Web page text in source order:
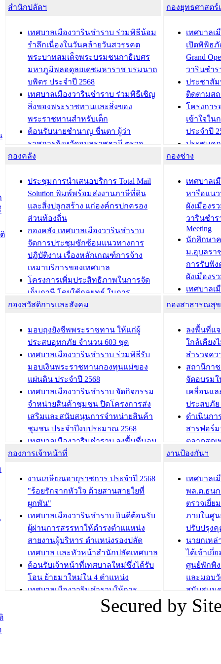
สำนักปลัดฯ
เทศบาลเมืองวารินชำราบ ร่วมพิธีน้อม
รำลึกเนื่องในวันคล้ายวันสวรรคต
พระบาทสมเด็จพระบรมชนกาธิเบศร
มหาภูมิพลอดุลยเดชมหาราช บรมนาถ
บพิตร ประจำปี 2568
เทศบาลเมืองวารินชำราบ ร่วมพิธีเชิญ
สิ่งของพระราชทานและสิ่งของ
พระราชทานสำหรับเด็ก
ต้อนรับนายชำนาญ ชื่นตา ผู้ว่า
ราชการจังหวัดอุบลราชธานี ตรวจ
ความเรียบร้อยของสถานที่ในการเตรี
องคมนตรี
สำนักทะเบียนท้องถิ่นเทศบาลเมือง
วารินชำราบ ดำเนินการมอบทะเบียน
บ้าน ทร.14 และบัตรประจำตัว
ประชาชนบุคคลประเภท 8 แก่บุคคลที่
ได้รับการเพิ่มชื่อในทะเบียนบ้าน
(ท.ร.14) กรณีคนไม่มีสัญชาติไทยได้รับ
อนุญาตให้มีถิ่นที่อยู่
ประชุมคณะกรรมการประเมินผลการ
ควบคุมภายในของ สำนัก/กอง/
โรงเรียน/ศูนย์พัฒนาเด็กเล็ก/สถานธนา
บทความ อื่นๆ ...
กองยุทธศาสต
เทศบาลเ
เปิดพิพิธภั
Grand
วารินชำร
ประชาสัม
ติดตามส
โครงกา
เข้าใจใน
ประจำปี
ประชุมค
ความเสี่ย
ประชุมที
ชีวา สร้า
ขับเคลื่อน
“เมืองแห่
บทความ อื่นๆ ...
กองคลัง
ประชุมการนำเสนอบริการ Total Mail
Solution พิมพ์พร้อมส่งงานภาษีที่ดิน
และสิ่งปลูกสร้าง แก่องค์กรปกครอง
ส่วนท้องถิ่น
กองคลัง เทศบาลเมืองวารินชำราบ
จัดการประชุมซักซ้อมแนวทางการ
ปฏิบัติงาน เรื่องหลักเกณฑ์การจ้าง
เหมาบริการของเทศบาล
โครงการเพิ่มประสิทธิภาพในการจัด
เก็บภาษี โดยใช้กลยุทธ์ ในการ
พัฒนาการจัดเก็บรายได้ ประจำปี พ.ศ.
เทศบาลเมืองวารินชำราบ ร่วมการ
ประชุมวิชาการระดับนานาชาติและ
นิทรรศการด้านนวัตกรรมท้องถิ่น 2568
และรับรางวัลทีมนักวิจัยดีเด่นจาก
นวัตกรรมโครงการทะเบียนภาษีป้าย
ประชุมผู้เช่าอาคารพาณิชย์ บริเวณ
ถนนเกษมสุขและถนนประทุมเทพภักดี
บทความ อื่นๆ ...
กองช่าง
เทศบาลเ
หารือแน
ผังเมืองร
วารินชำร
Meeting
นักศึกษา
ม.อุบลรา
การรับฟั
ผังเมืองร
เทศบาลเ
โครงการ
เทศบาล
รับฟังคว
ผังเมือง
วารินชำ
เทศบาล
ซักซ้อมแ
ประโยช
บทความ อื่นๆ ...
กองสวัสดิการและสังคม
มอบถุงยังชีพพระราชทาน ให้แก่ผู้
ประสบอุทกภัย จำนวน 603 ชุด
เทศบาลเมืองวารินชำราบ ร่วมพิธีรับ
มอบเงินพระราชทานกองทุนแม่ของ
แผ่นดิน ประจำปี 2568
เทศบาลเมืองวารินชำราบ จัดกิจกรรม
จำหน่ายสินค้าชุมชน ปิดโครงการส่ง
เสริมและสนับสนุนการจำหน่ายสินค้า
ชุมชน ประจำปีงบประมาณ 2568
เทศบาลเมืองวารินชำราบ ลงพื้นที่มอบ
น้ำดื่มแก่ผู้พักอาศัย ณ ศูนย์พักพิง
กองสวัสดิการสังคม เทศบาลเมือง
วารินชำราบ จัดโครงการอบรมอาชีพ
ระยะสั้น ประจำปี 2568 (หลักสูตรการ
ถักทอผลิตภัณฑ์จากถุงพลาสติก)
บทความ อื่นๆ ...
กองสาธารณสุ
ลงพื้นที่แ
ใกล้เคียง
สำรวจค
สถานีกา
จัดอบรม
เคลื่อนแ
ประสบภั
ดำเนินกา
สารฟอร์
ตลาดสดเ
วารินชำร
ถนนแก่เ
เด็กเล็ก
เทศบาลเ
ปรึกษาห
วัยของอ
บทความ อื่นๆ ...
กองการเจ้าหน้าที่
งานเกษียณอายุราชการ ประจำปี 2568
"ร้อยรักจากหัวใจ ด้วยสานสายใยที่
ผูกพัน"
เทศบาลเมืองวารินชำราบ ยินดีต้อนรับ
ผู้ผ่านการสรรหาให้ดำรงตำแแหน่ง
สายงานผู้บริหาร ตำแหน่งรองปลัด
เทศบาล และหัวหน้าสำนักปลัดเทศบาล
ต้อนรับเจ้าหน้าที่เทศบาลใหม่ซึ่งได้รับ
โอน ย้ายมาใหม่ใน 4 ตำแหน่ง
เทศบาลเมืองวารินชำราบให้การ
ต้อนรับพนักงานเทศบาลผู้ผ่านการ
สรรหาให้ดำรงตำแหน่งสายงานผู้
งานป้องกันฯ
เทศบาลเ
พล.ต.ธน
ตรวจเยี่ย
ภายในศู
ปรับปรุง
นายกเห
ได้เข้าเยี่
ศูนย์พักพิ
และมอบ
สนับสนุน
ภัยน้ำท่วม
ภาพบรร
Secured by